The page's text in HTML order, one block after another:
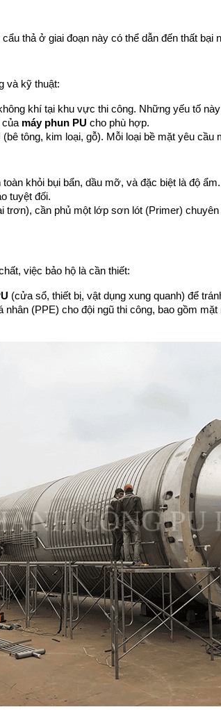
cẩu thả ở giai đoạn này có thể dẫn đến thất bại
và kỹ thuật:
khí tại khu vực thi công. Những yếu tố
của máy phun PU cho phù hợp.
(bê tông, kim loại, gỗ). Mỗi loại bề mặt yêu
khỏi bụi bẩn, dầu mỡ, và đặc biệt là độ ẩm.
tuyệt đối.
cần phủ một lớp sơn lót (Primer)
việc bảo hộ là cần thiết:
(cửa sổ, thiết bị, vật dụng xung quanh) để
nhân (PPE) cho đội ngũ thi công, bao gồm